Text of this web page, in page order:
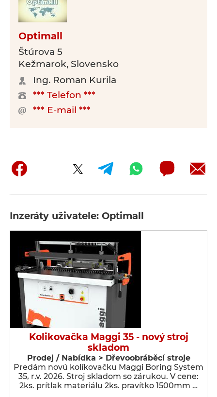
Optimall
Štúrova 5
Kežmarok, Slovensko
Ing. Roman Kurila
*** Telefon ***
*** E-mail ***
Inzeráty uživatele: Optimall
Kolikovačka Maggi 35 - nový stroj
skladom
Prodej / Nabídka > Dřevoobráběcí stroje
Predám novú kolíkovačku Maggi Boring System
35, r.v. 2026. Stroj skladom so zárukou. V cene:
2ks. prítlak materiálu 2ks. pravítko 1500mm …